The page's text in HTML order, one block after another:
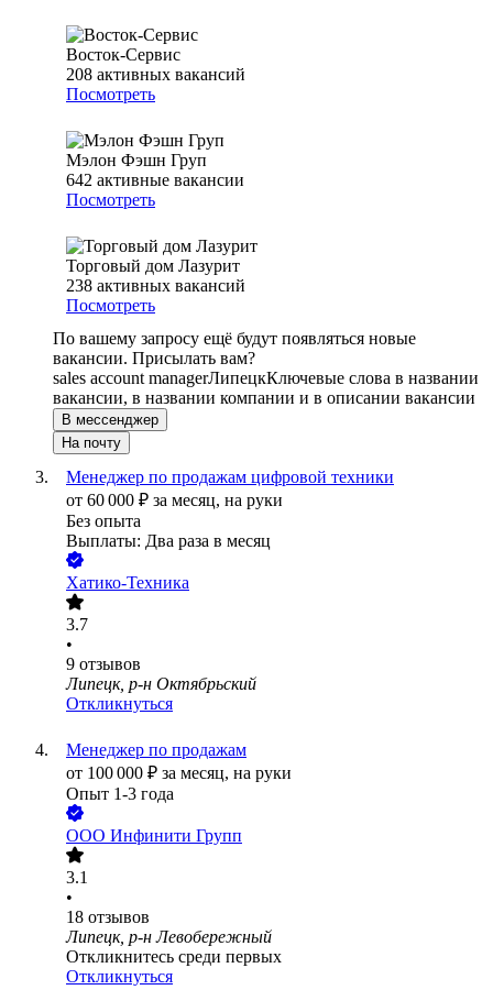
Восток-Сервис
208 активных вакансий
Посмотреть
Мэлон Фэшн Груп
642 активные вакансии
Посмотреть
Торговый дом Лазурит
238 активных вакансий
Посмотреть
По вашему запросу ещё будут появляться новые
вакансии. Присылать вам?
sales account managerЛипецкКлючевые слова в названии
вакансии, в названии компании и в описании вакансии
В мессенджер
На почту
Менеджер по продажам цифровой техники
от 60 000 ₽ за месяц, на руки
Без опыта
Выплаты: Два раза в месяц
Хатико-Техника
3.7
•
9 отзывов
Липецк, р-н Октябрьский
Откликнуться
Менеджер по продажам
от 100 000 ₽ за месяц, на руки
Опыт 1-3 года
ООО Инфинити Групп
3.1
•
18 отзывов
Липецк, р-н Левобережный
Откликнитесь среди первых
Откликнуться